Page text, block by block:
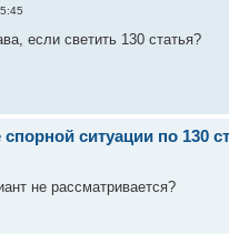
если светить 130 статья?
ситуации по 130
не рассматривается?